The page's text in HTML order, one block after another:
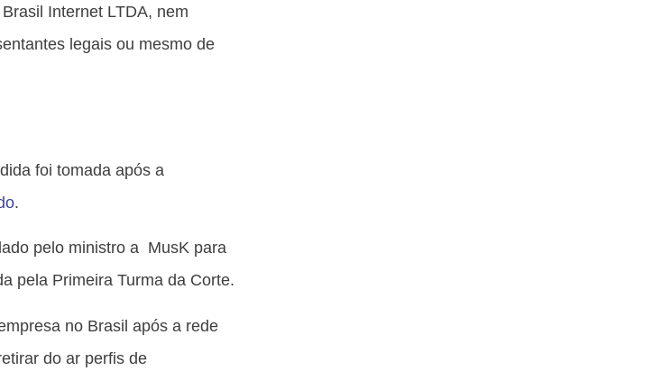
Internet LTDA, nem
legais ou mesmo de
foi tomada após a
.
pelo ministro a MusK para
pela Primeira Turma da Corte.
no Brasil após a rede
do ar perfis de